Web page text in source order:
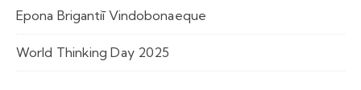
Epona Brigantiī Vindobonaeque
World Thinking Day 2025